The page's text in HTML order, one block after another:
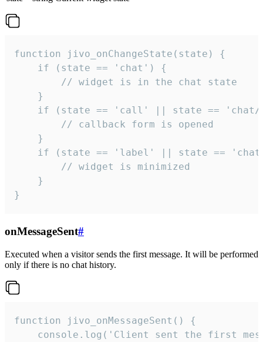
function jivo_onChangeState(state) {
    if (state == 'chat') {
        // widget is in the chat state
    }
if (state == 'call' || state ==
        // callback form is opened
    }
if (state == 'label' || state ==
        // widget is minimized
    }
}
onMessageSent#
Executed when a visitor sends the first message. It will be performed
only if there is no chat history.
function jivo_onMessageSent() {
console.log('Client sent the first